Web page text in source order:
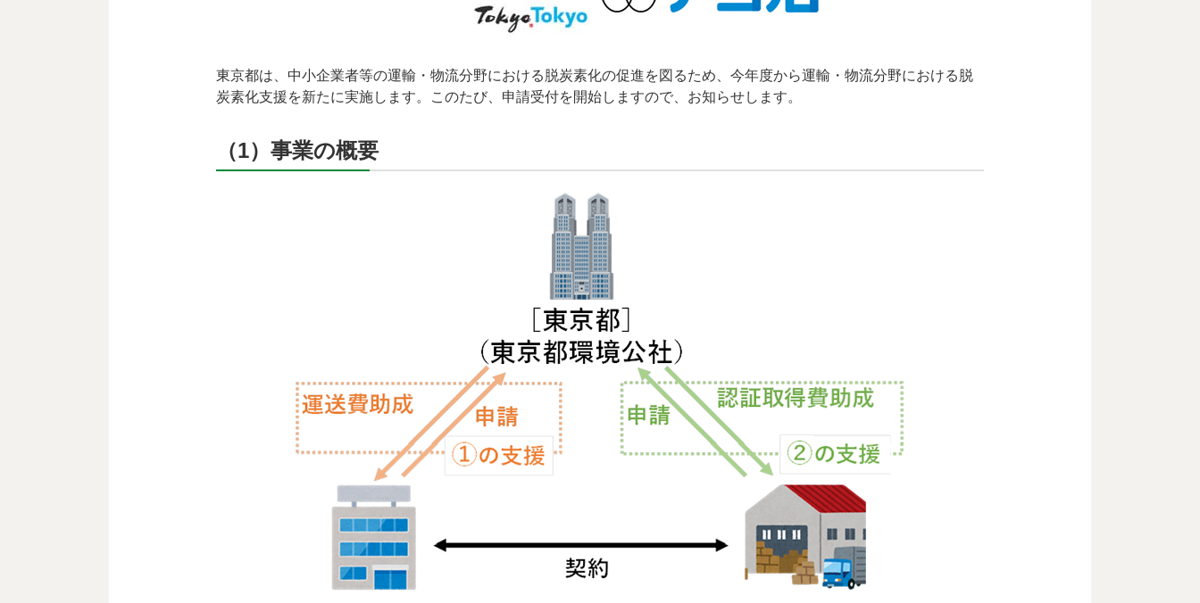
東京都は、中小企業者等の運輸・物流分野における脱炭素化の促進を図るため、今年度から運輸・物流分野における脱
炭素化支援を新たに実施します。このたび、申請受付を開始しますので、お知らせします。
（1）事業の概要